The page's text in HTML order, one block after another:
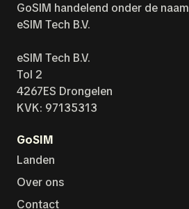
GoSIM handelend onder de naam
eSIM Tech B.V.
eSIM Tech B.V.
Tol 2
4267ES Drongelen
KVK: 97135313
GoSIM
Landen
Over ons
Contact